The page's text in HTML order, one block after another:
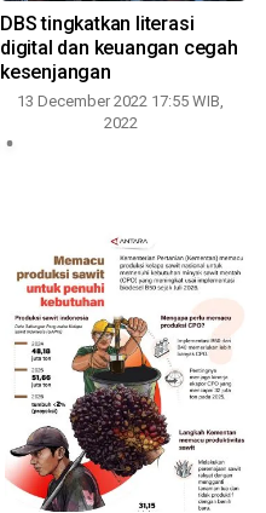
DBS tingkatkan literasi
digital dan keuangan cegah
kesenjangan
13 December 2022 17:55 WIB,
2022